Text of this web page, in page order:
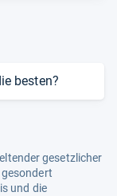
besten?
gesetzlicher
und die